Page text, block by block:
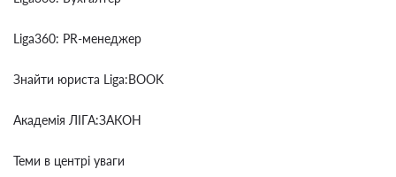
Liga360: PR-менеджер
Знайти юриста Liga:BOOK
Академія ЛІГА:ЗАКОН
Теми в центрі уваги